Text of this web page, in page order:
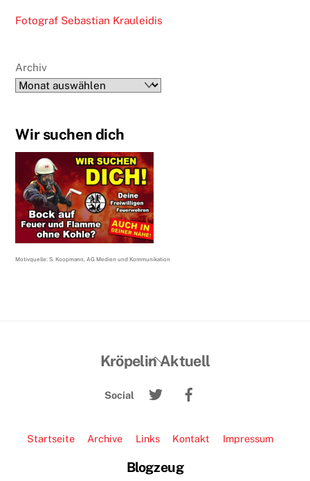
Fotograf Sebastian Krauleidis
Archiv
Wir suchen dich
Motivquelle: S. Koopmann, AG Medien und Kommunikation
Back
Top
Kröpelin Aktuell
Social
Twitter
Startseite Archive Links Kontakt Impressum
Blogzeug